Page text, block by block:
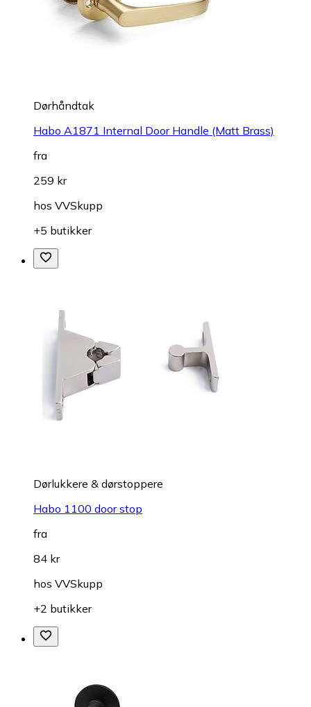
Dørhåndtak
Habo A1871 Internal Door Handle (Matt Brass)
fra
259 kr
hos VVSkupp
+5 butikker
Dørlukkere & dørstoppere
Habo 1100 door stop
fra
84 kr
hos VVSkupp
+2 butikker